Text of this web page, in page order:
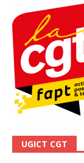
UGICT CGT